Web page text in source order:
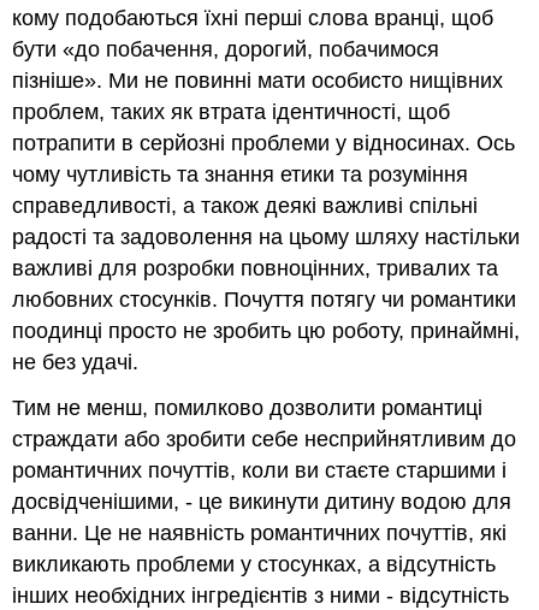
кому подобаються їхні перші слова вранці, щоб
бути «до побачення, дорогий, побачимося
пізніше». Ми не повинні мати особисто нищівних
проблем, таких як втрата ідентичності, щоб
потрапити в серйозні проблеми у відносинах. Ось
чому чутливість та знання етики та розуміння
справедливості, а також деякі важливі спільні
радості та задоволення на цьому шляху настільки
важливі для розробки повноцінних, тривалих та
любовних стосунків. Почуття потягу чи романтики
поодинці просто не зробить цю роботу, принаймні,
не без удачі.
Тим не менш, помилково дозволити романтиці
страждати або зробити себе несприйнятливим до
романтичних почуттів, коли ви стаєте старшими і
досвідченішими, - це викинути дитину водою для
ванни. Це не наявність романтичних почуттів, які
викликають проблеми у стосунках, а відсутність
інших необхідних інгредієнтів з ними - відсутність